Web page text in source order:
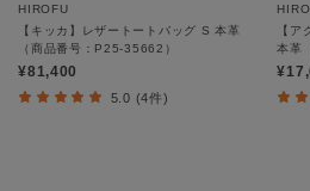
HIROFU
【キッカ】レザートートバッグ S 本革
（商品番号：P25-35662）
¥81,400
5.0 (4件)
【
本革